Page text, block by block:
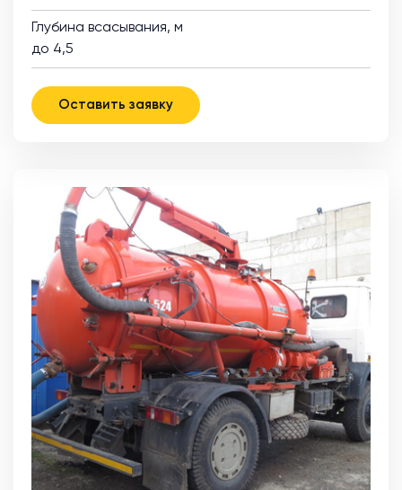
Глубина всасывания, м
до 4,5
Оставить заявку